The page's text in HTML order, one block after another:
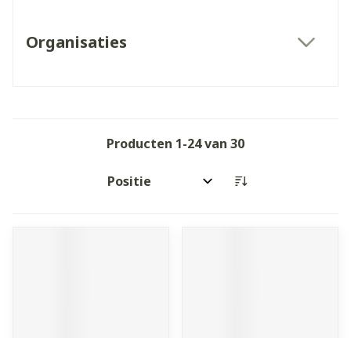
Organisaties
Producten 1-24van 30
Sorteer op: